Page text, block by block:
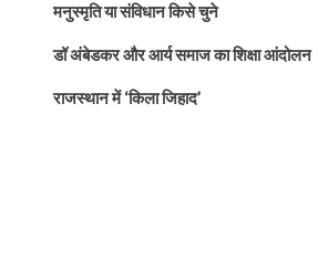
मनुस्मृति या संविधान किसे चुने
डॉ अंबेडकर और आर्य समाज का शिक्षा आंदोलन
राजस्थान में ‘किला जिहाद’